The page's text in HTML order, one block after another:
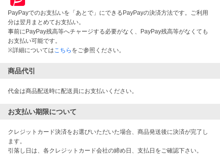
PayPayでのお支払いを「あとで」にできるPayPayの決済方法です。ご利用
分は翌月まとめてお支払い。
事前にPayPay残高等へチャージする必要がなく、PayPay残高等がなくても
お支払い可能です。
※詳細についてはこちら をご参照ください。
商品代引
代金は商品配送時に配送員にお支払いください。
お支払い期限について
クレジットカード決済をお選びいただいた場合、商品発送後に決済が完了し
ます。
引落し日は、各クレジットカード会社の締め日、支払日をご確認下さい。